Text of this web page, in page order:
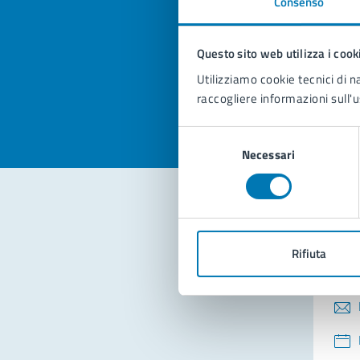
Questo sito web utilizza i
Utilizziamo cookie tecnici di
raccogliere informazioni
consenso
Necessari
Rifiuta